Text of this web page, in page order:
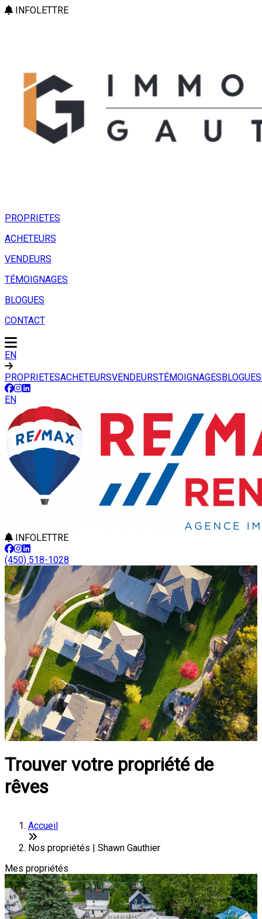
INFOLETTRE
PROPRIETES
ACHETEURS
VENDEURS
TÉMOIGNAGES
BLOGUES
CONTACT
EN
PROPRIETESACHETEURSVENDEURSTÉMOIGNAGESBLOGUES
EN
INFOLETTRE
(450) 518-1028
Trouver votre propriété de
rêves
Accueil
Nos propriétés | Shawn Gauthier
Mes propriétés